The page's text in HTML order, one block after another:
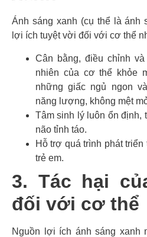
Ánh sáng xanh (cụ thể là ánh
lợi ích tuyệt vời đối với cơ thể
Cân bằng, điều chỉnh
nhiên của cơ thể khỏe
những giấc ngủ ngon
năng lượng, không mệt
Tâm sinh lý luôn ổn định,
não tỉnh táo.
Hỗ trợ quá trình phát
trẻ em.
3. Tác hại
đối với cơ thể
Nguồn lợi ích ánh sáng xanh